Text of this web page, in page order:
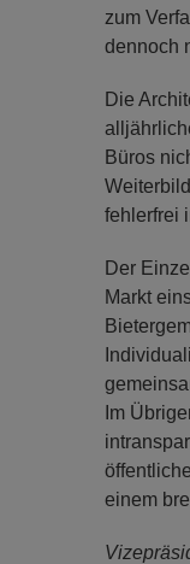
zum
dennoch
Die
Büros
fehlerfrei
Der
Markt
Im
einem